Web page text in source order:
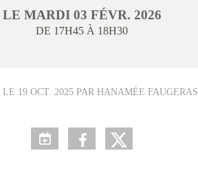
LE MARDI 03 FÉVR. 2026
DE 17H45 À 18H30
LE 19 OCT. 2025 PAR HANAMÉE FAUGERAS